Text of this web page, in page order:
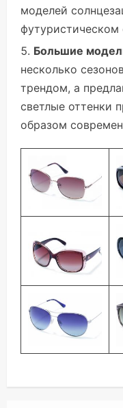
моделей
футуристическом
Большие
несколько
трендом, а
светлые оттенки
образом